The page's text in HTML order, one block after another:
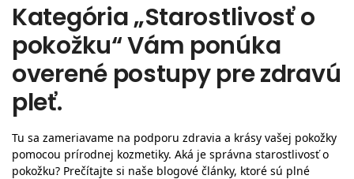
Kategória „Starostlivosť o
pokožku“ Vám ponúka
overené postupy pre zdravú
pleť.
Tu sa zameriavame na podporu zdravia a krásy vašej pokožky
pomocou prírodnej kozmetiky. Aká je správna starostlivosť o
pokožku? Prečítajte si naše blogové články, ktoré sú plné